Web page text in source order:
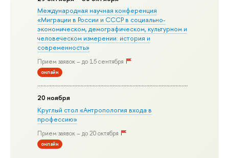
Международная научная конференция
«Миграции в Росcии и СССР в социально-
экономическом, демографическом, культурном и
человеческом измерении: история и
современность»
Прием заявок – до 15 сентября
онлайн
20 ноября
Круглый стол «Антропология входа в
профессию»
Прием заявок – до 20 октября
онлайн